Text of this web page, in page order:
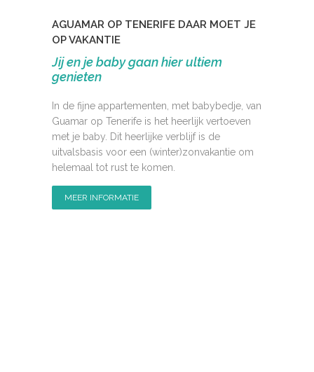
AGUAMAR OP TENERIFE DAAR MOET JE
OP VAKANTIE
Jij en je baby gaan hier ultiem
genieten
In de fijne appartementen, met babybedje, van
Guamar op Tenerife is het heerlijk vertoeven
met je baby. Dit heerlijke verblijf is de
uitvalsbasis voor een (winter)zonvakantie om
helemaal tot rust te komen.
MEER INFORMATIE